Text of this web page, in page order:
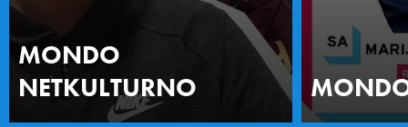
MONDO
NETKULTURNO